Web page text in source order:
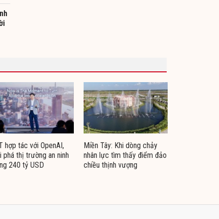
hợp tác với OpenAI,
phá thị trường an ninh
240 tỷ USD
Miền Tây: Khi dòng chảy
nhân lực tìm thấy điểm đảo
chiều thịnh vượng